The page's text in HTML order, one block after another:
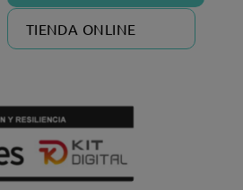
TIENDA ONLINE